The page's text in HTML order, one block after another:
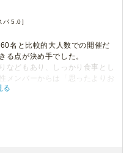
パ 5.0
名と比較的大人数での開催だ
る点が決め手でした。
などもあり、しっかり食事とし
メンバーからは「思ったよりお
たので取りやすく、列ができに
トでも利用しやすいサービスだ
る